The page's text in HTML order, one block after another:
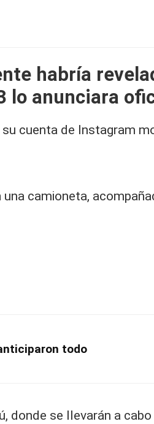
habría
lo anunciara
cuenta de Instagram
camioneta,
todo
donde se llevarán a